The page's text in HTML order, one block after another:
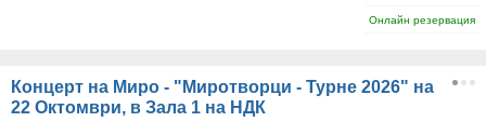
Онлайн резервация
Концерт на Миро - "Миротворци - Турне 2026" на
22 Октомври, в Зала 1 на НДК